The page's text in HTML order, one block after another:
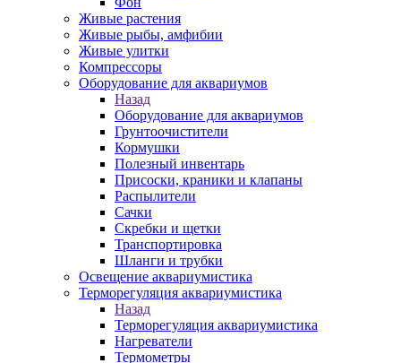
Живые растения
Живые рыбы, амфибии
Живые улитки
Компрессоры
Оборудование для аквариумов
Назад
Оборудование для аквариумов
Грунтоочистители
Кормушки
Полезный инвентарь
Присоски, краники и клапаны
Распылители
Сачки
Скребки и щетки
Транспортировка
Шланги и трубки
Освещение аквариумистика
Терморегуляция аквариумистика
Назад
Терморегуляция аквариумистика
Нагреватели
Термометры